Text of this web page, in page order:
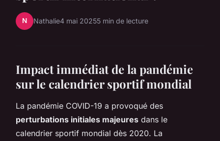
N Nathalie4 mai 20255 min de lecture
Impact immédiat de la pandémie
sur le calendrier sportif mondial
La pandémie COVID-19 a provoqué des
perturbations initiales majeures dans le
calendrier sportif mondial dès 2020. La